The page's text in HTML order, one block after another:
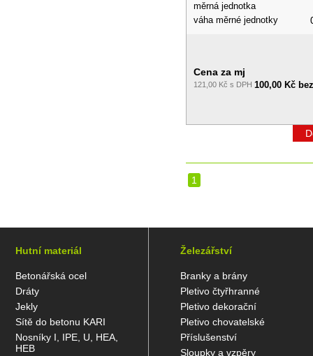
měrná jednotka
váha měrné jednotky
Cena za mj
121,00 Kč s DPH 100,00 Kč
1
Hutní materiál
Betonářská ocel
Dráty
Jekly
Sítě do betonu KARI
Nosníky I, IPE, U, HEA,
HEB
Železářství
Branky a brány
Pletivo čtyřhranné
Pletivo dekorační
Pletivo chovatelské
Příslušenství
Sloupky a vzpěry